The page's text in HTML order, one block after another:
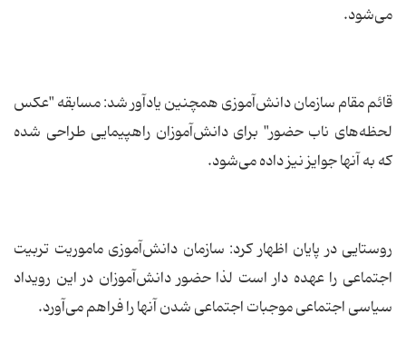
می‌شود.
قائم مقام سازمان دانش‌آموزی همچنین یادآور شد: مسابقه "عکس
لحظه‌های ناب حضور" برای دانش‌آموزان راهپیمایی طراحی شده
که به آنها جوایز نیز داده می‌شود.
روستایی در پایان اظهار کرد: سازمان دانش‌آموزی ماموریت تربیت
اجتماعی را عهده دار است لذا حضور دانش‌آموزان در این رویداد
سیاسی اجتماعی موجبات اجتماعی شدن آنها را فراهم می‌آورد.